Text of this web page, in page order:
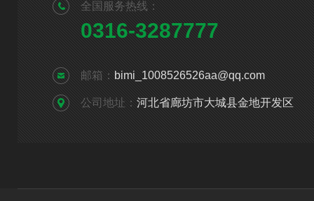
全国服务热线：
0316-3287777
邮箱： bimi_1008526526aa@qq.com
公司地址： 河北省廊坊市大城县金地开发区